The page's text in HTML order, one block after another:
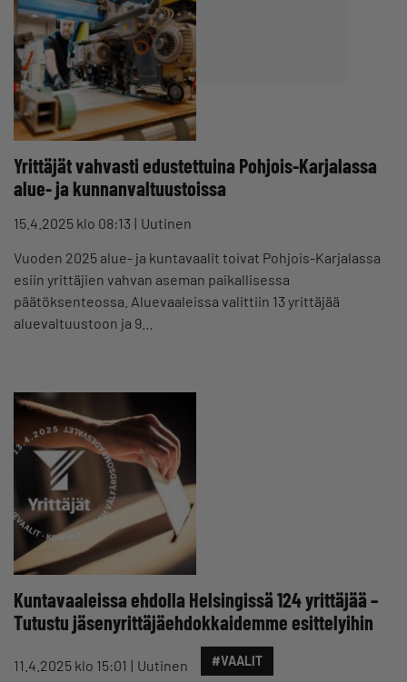
Yrittäjät vahvasti edustettuina Pohjois-Karjalassa
alue- ja kunnanvaltuustoissa
15.4.2025 klo 08:13
Uutinen
Vuoden 2025 alue- ja kuntavaalit toivat Pohjois-Karjalassa
esiin yrittäjien vahvan aseman paikallisessa
päätöksenteossa. Aluevaaleissa valittiin 13 yrittäjää
aluevaltuustoon ja 9…
Kuntavaaleissa ehdolla Helsingissä 124 yrittäjää –
Tutustu jäsenyrittäjäehdokkaidemme esittelyihin
11.4.2025 klo 15:01 Uutinen #VAALIT